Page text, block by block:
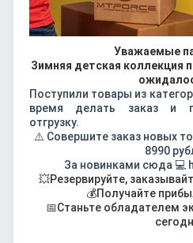
Уважаемые
Зимняя детская коллекция
Поступили товары из
время делать заказ и
отгрузку.
⚠️ Совершите заказ новых
8990
За новинками сюда
💥Резервируйте,
💰Получайте